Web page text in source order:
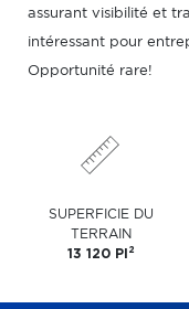
assurant visibilité et
intéressant pour
Opportunité rare!
SUPERFICIE DU
TERRAIN
13 120 PI 2